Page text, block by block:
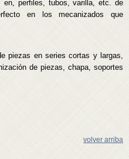
en, perfiles, tubos, varilla, etc. de
en los mecanizados que
piezas en series cortas y largas,
de piezas, chapa, soportes
volver arriba